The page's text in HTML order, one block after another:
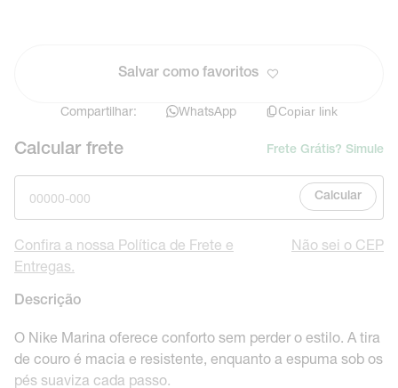
Salvar como favoritos
Compartilhar: WhatsApp Copiar link
Calcular frete Frete Grátis? Simule
Calcular
Confira a nossa Política de Frete e
Entregas.
Não sei o CEP
Descrição
O Nike Marina oferece conforto sem perder o estilo. A tira
de couro é macia e resistente, enquanto a espuma sob os
pés suaviza cada passo.